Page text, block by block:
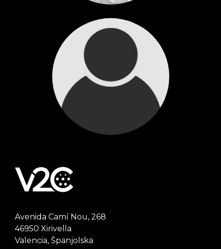
Avenida Camí Nou, 268
46950 Xirivella
Valencia, Španjolska